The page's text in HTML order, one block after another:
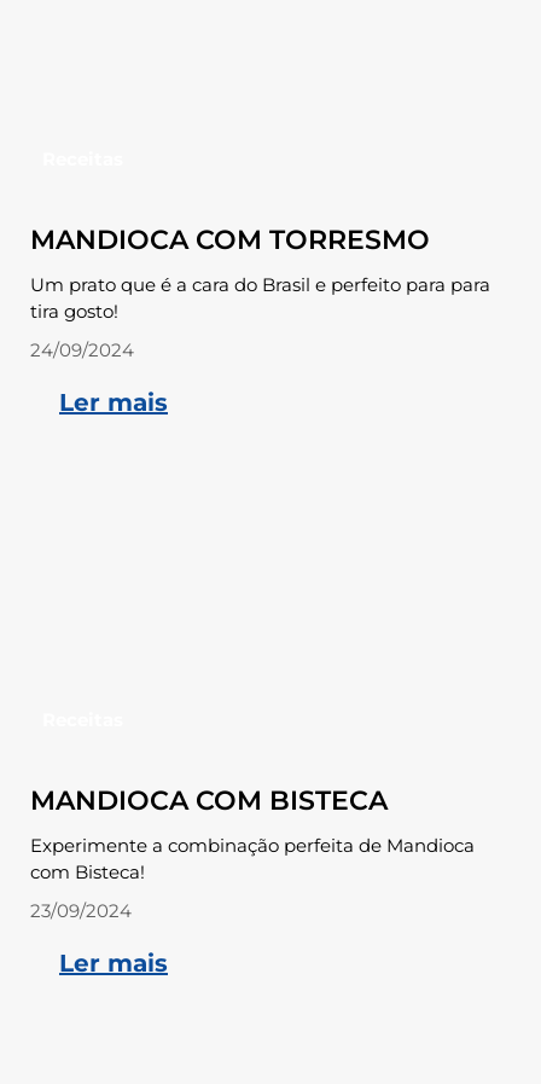
MANDIOCA COM TORRESMO
Um prato que é a cara do Brasil e perfeito para para
tira gosto!
24/09/2024
Ler mais
MANDIOCA COM BISTECA
Experimente a combinação perfeita de Mandioca
com Bisteca!
23/09/2024
Ler mais